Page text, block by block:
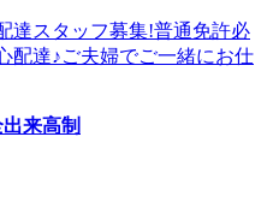
達スタッフ募集!普通免許必
達♪ご夫婦でご一緒にお仕
来高制